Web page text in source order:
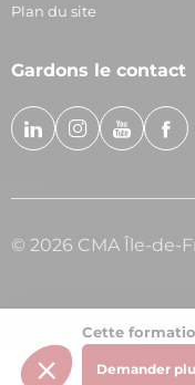
Plan du site
Gardons le contact
© 2026 CMA Île-de-
Cette
Demander